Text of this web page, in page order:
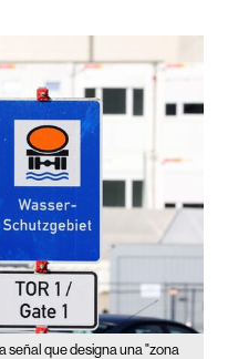
señal que designa una "zona